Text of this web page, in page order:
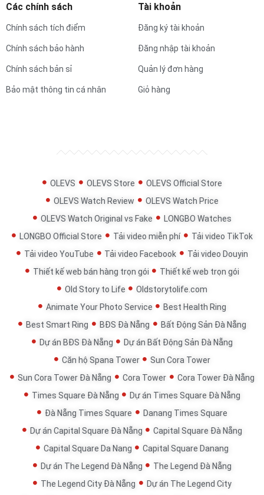
Các chính sách
Chính sách tích điểm
Chính sách bảo hành
Chính sách bản sỉ
Bảo mật thông tin cá nhân
Tài khoản
Đăng ký tài khoản
Đăng nhập tài khoản
Quản lý đơn hàng
Giỏ hàng
OLEVS OLEVS Store
OLEVS Official Store
OLEVS Watch Review
OLEVS Watch Price
OLEVS Watch Original vs Fake
LONGBO Watches
LONGBO Official Store
Tải video miễn phí
Tải video TikTok
Tải video YouTube
Tải video Facebook
Tải video Douyin
Thiết kế web bán hàng trọn gói
Thiết kế web trọn gói
Old Story to Life
Oldstorytolife.com
Animate Your Photo Service
Best Health Ring
Best Smart Ring
BĐS Đà Nẵng
Bất Động Sản Đà Nẵng
Dự án BĐS Đà Nẵng
Dự án Bất Động Sản Đà Nẵng
Căn hộ Spana Tower
Sun Cora Tower
Sun Cora Tower Đà Nẵng
Cora Tower
Cora Tower Đà Nẵng
Times Square Đà Nẵng
Dự án Times Square Đà Nẵng
Đà Nẵng Times Square
Danang Times Square
Dự án Capital Square Đà Nẵng
Capital Square Đà Nẵng
Capital Square Da Nang
Capital Square Danang
Dự án The Legend Đà Nẵng
The Legend Đà Nẵng
The Legend City Đà Nẵng
Dự án The Legend City